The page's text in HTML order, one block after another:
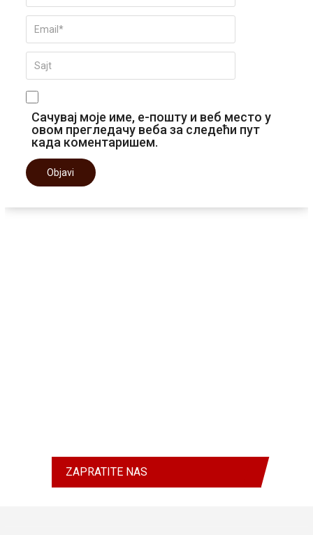
Сачувај моје име, е-пошту и веб место у
овом прегледачу веба за следећи пут
када коментаришем.
ZAPRATITE NAS